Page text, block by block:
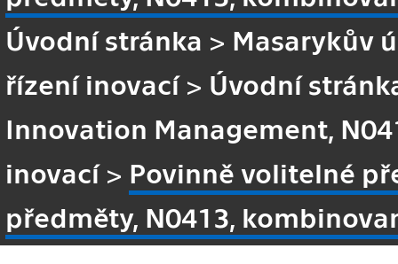
Úvodní stránka > Masarykův
řízení inovací> Úvodní
Innovation Management,
inovací> Povinně volitelné
předměty, N0413,